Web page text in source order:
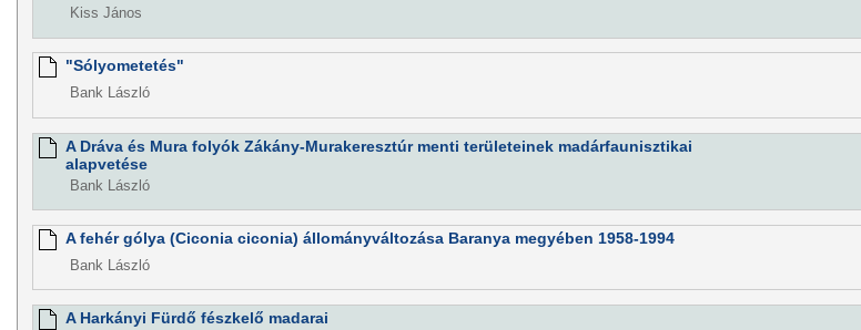
Kiss János
"Sólyometetés"
Bank László
A Dráva és Mura folyók Zákány-Murakeresztúr menti területeinek madárfaunisztikai
alapvetése
Bank László
A fehér gólya (Ciconia ciconia) állományváltozása Baranya megyében 1958-1994
Bank László
A Harkányi Fürdő fészkelő madarai